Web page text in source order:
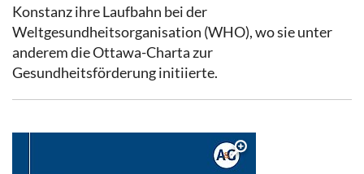
Konstanz ihre Laufbahn bei der
Weltgesundheitsorganisation (WHO), wo sie unter
anderem die Ottawa-Charta zur
Gesundheitsförderung initiierte.